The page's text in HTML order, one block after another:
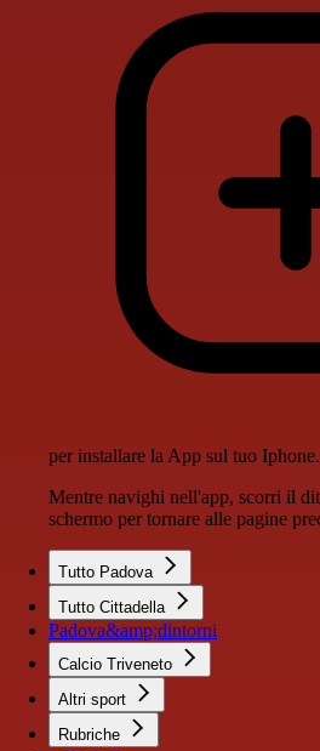
per installare la App sul tuo Iphone.
Mentre navighi nell'app, scorri il
schermo per tornare alle pagine
Tutto Padova
Tutto Cittadella
Padova&amp;dintorni
Calcio Triveneto
Altri sport
Rubriche